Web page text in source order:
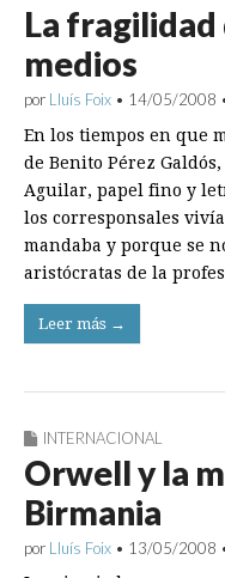
La
medios
por Lluís Foix • 14/05/2008
En los tiempos en que
de Benito Pérez
Aguilar, papel fino y
los corresponsales
mandaba y porque se
aristócratas de la
Leer más →
INTERNACIONAL
Orwell y la
Birmania
por Lluís Foix • 13/05/2008